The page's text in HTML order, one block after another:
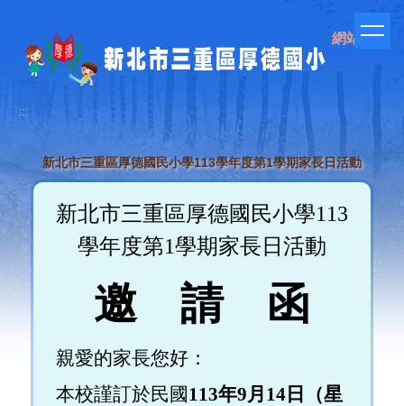
容
網站管理
:::
新北市三重區厚德國民小學113學年度第1學期家長日活動
新北市三重區厚德國民小學113
學年度第1學期家長日活動
邀 請 函
親愛的家長您好：
本校謹訂於民國113年9月14日（星